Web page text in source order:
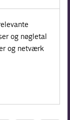
og nøgletal
og netværk